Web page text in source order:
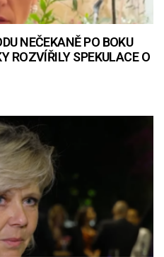
NEČEKANĚ PO BOKU
ROZVÍŘILY SPEKULACE O